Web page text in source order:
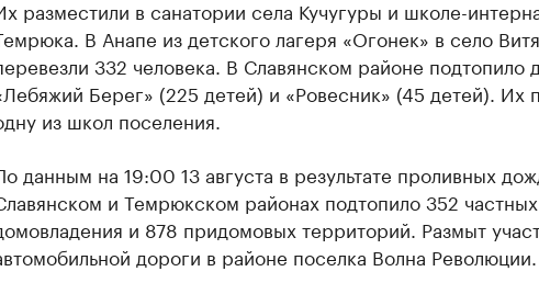
разместили в санатории села Кучугуры и школе-
В Анапе из детского лагеря «Огонек» в село
332 человека. В Славянском районе подтопило
Берег» (225 детей) и «Ровесник» (45 детей). Их
из школ поселения.
данным на 19:00 13 августа в результате проливных
и Темрюкском районах подтопило 352 частных
и 878 придомовых территорий. Размыт
дороги в районе поселка Волна Революции.